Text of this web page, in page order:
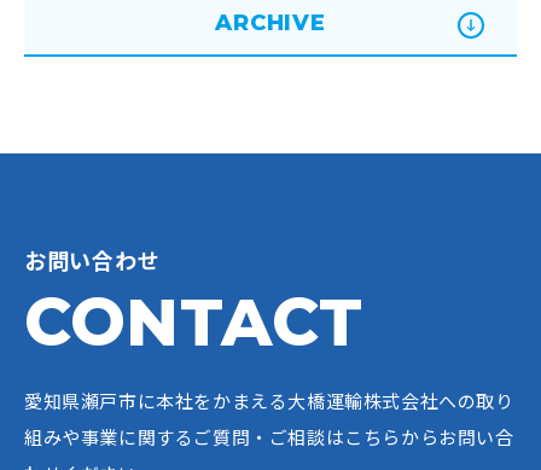
ARCHIVE
お問い合わせ
CONTACT
愛知県瀬戸市に本社をかまえる大橋運輸株式会社への取り
組みや事業に関するご質問・ご相談はこちらからお問い合